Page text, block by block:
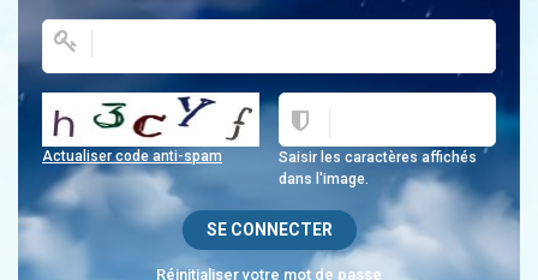
Saisir les caractères affichés
dans l'image.
Actualiser code anti-spam
Réinitialiser votre mot de passe